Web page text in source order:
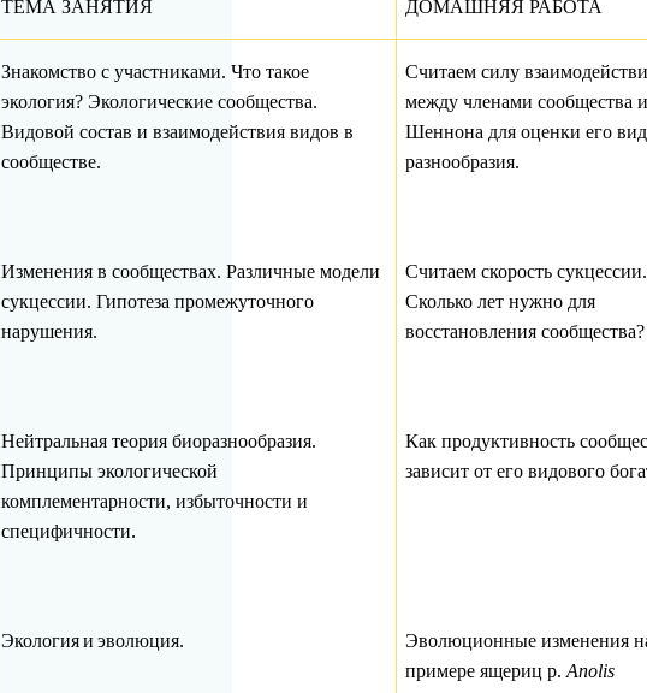
ТЕМА ЗАНЯТИЯ ДОМАШНЯЯ РАБОТА
Знакомство с участниками. Что такое
экология? Экологические сообщества.
Видовой состав и взаимодействия видов в
сообществе.
Считаем силу
между членами сообщества
Шеннона для оценки его
разнообразия.
Изменения в сообществах. Различные модели
сукцессии. Гипотеза промежуточного
нарушения.
Считаем скорость сукцессии.
Сколько лет нужно для
восстановления сообщества?
Нейтральная теория биоразнообразия.
Принципы экологической
комплементарности, избыточности и
специфичности.
Как продуктивность
зависит от его видового
Экологияи эволюция.
Эволюционные изменения
примере ящериц р. Anolis